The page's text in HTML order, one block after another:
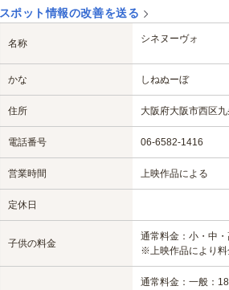
スポット情報の改善を送る
名称 シネヌーヴォ
かな しねぬーぼ
住所 大阪府大阪市西区
電話番号 06-6582-1416
営業時間 上映作品による
定休日
子供の料金
通常料金：小・中
※上映作品により料
通常料金：一般：